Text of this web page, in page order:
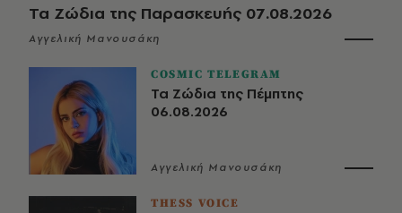
Τα Ζώδια της Παρασκευής 07.08.2026
Αγγελική Μανουσάκη
COSMIC TELEGRAM
Τα Ζώδια της Πέμπτης
06.08.2026
Αγγελική Μανουσάκη
THESS VOICE